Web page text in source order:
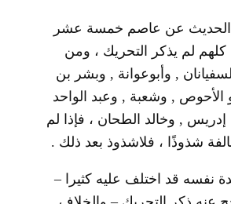
الحديث عن عاصم خمسة عشر
لم يذكر التحريك ، ومن
, وأبوعوانة , وبشر بن
الأحوص , وشعبة , وعبد الواحد
إدريس , وخالد الطحان ، فإذا لم
شذوذًا ، فلاشذوذ بعد ذلك .
نفسه قد اختلف عليه كثيرا –